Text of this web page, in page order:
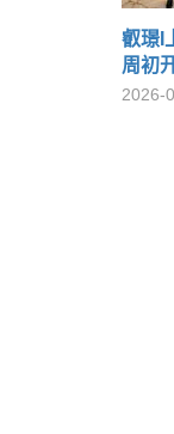
叡璟I
周初
2026-